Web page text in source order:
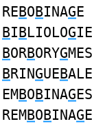
REBOBINAGE
BIBLIOLOGIE
BORBORYGMES
BRINGUEB
EMBOBINAG
REMBOBINAGE